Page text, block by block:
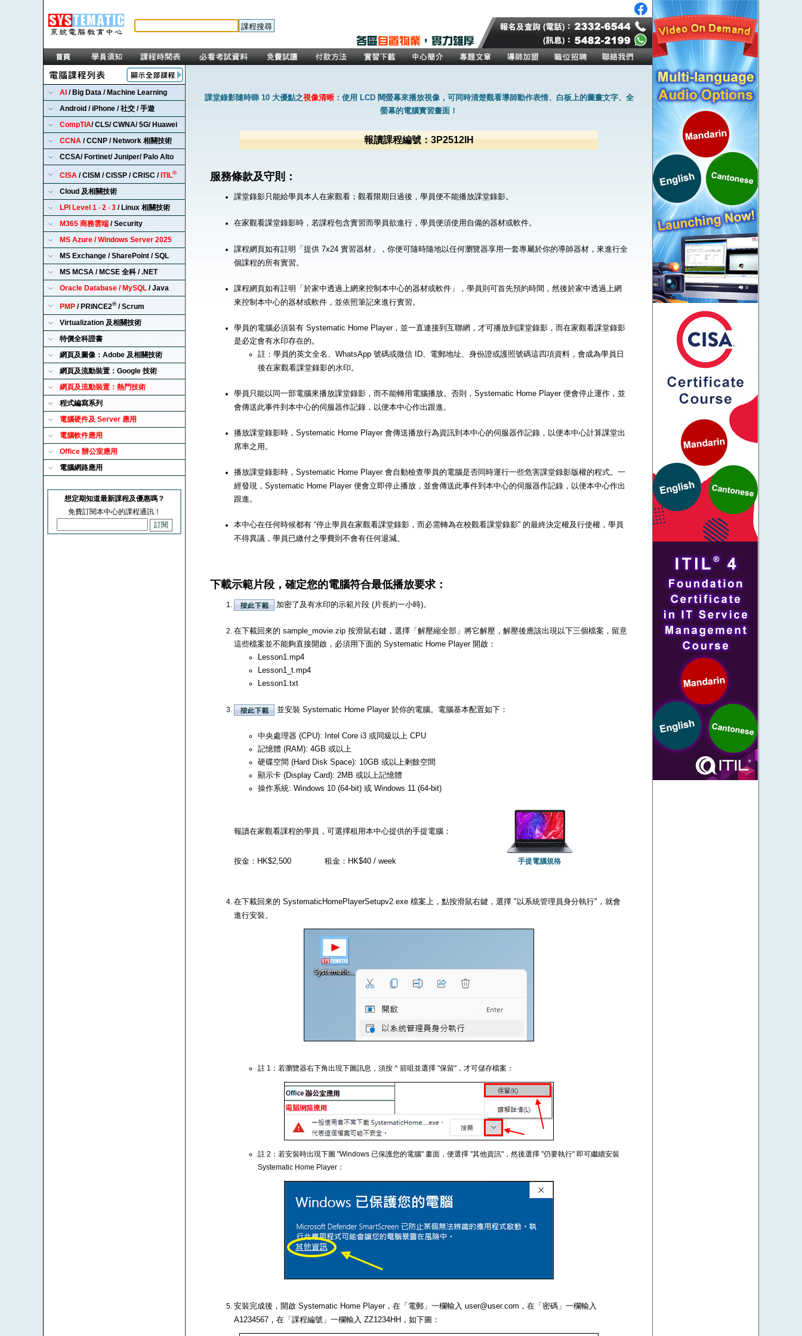
AI / Big Data / Machine Learning
Android / iPhone / 社交 / 手遊
CompTIA/ CLS/ CWNA/ 5G/ Huawei
CCNA / CCNP / Network 相關技術
CCSA/ Fortinet/ Juniper/ Palo Alto
CISA / CISM / CISSP / CRISC / ITIL®
Cloud 及相關技術
LPI Level 1 ‧ 2 ‧ 3 / Linux 相關技術
M365 商務雲端 / Security
MS Azure / Windows Server 2025
MS Exchange / SharePoint / SQL
MS MCSA / MCSE 全科 / .NET
Oracle Database / MySQL / Java
PMP / PRINCE2®/ Scrum
Virtualization 及相關技術
特價全科證書
網頁及圖像：Adobe 及相關技術
網頁及流動裝置：Google 技術
網頁及流動裝置：熱門技術
程式編寫系列
電腦硬件及 Server 應用
電腦軟件應用
Office 辦公室應用
電腦網路應用
想定期知道最新課程及優惠嗎？
免費訂閱本中心的課程通訊！
課堂錄影隨時睇 10 大優點之視像清晰：使用 LCD 闊螢幕來播放視像，可同時清楚觀看導師動作表情、白板上的圖畫文字、全
螢幕的電腦實習畫面！
報讀課程編號：3P2512IH
服務條款及守則：
課堂錄影只能給學員本人在家觀看；觀看限期日過後，學員便不能播放課堂錄影。
在家觀看課堂錄影時，若課程包含實習而學員欲進行，學員便須使用自備的器材或軟件。
課程網頁如有註明「提供 7x24 實習器材」，你便可隨時隨地以任何瀏覽器享用一套專屬於你的導師器材，來進行全
個課程的所有實習。
課程網頁如有註明「於家中透過上網來控制本中心的器材或軟件」，學員則可首先預約時間，然後於家中透過上網
來控制本中心的器材或軟件，並依照筆記來進行實習。
學員的電腦必須裝有 Systematic Home Player，並一直連接到互聯網，才可播放到課堂錄影，而在家觀看課堂錄影
是必定會有水印存在的。
註：學員的英文全名、WhatsApp 號碼或微信 ID、電郵地址、身份證或護照號碼這四項資料，會成為學員日
後在家觀看課堂錄影的水印。
學員只能以同一部電腦來播放課堂錄影，而不能轉用電腦播放。否則，Systematic Home Player 便會停止運作，並
會傳送此事件到本中心的伺服器作記錄，以便本中心作出跟進。
播放課堂錄影時，Systematic Home Player 會傳送播放行為資訊到本中心的伺服器作記錄，以便本中心計算課堂出
席率之用。
播放課堂錄影時，Systematic Home Player 會自動檢查學員的電腦是否同時運行一些危害課堂錄影版權的程式。一
經發現，Systematic Home Player 便會立即停止播放，並會傳送此事件到本中心的伺服器作記錄，以便本中心作出
跟進。
本中心在任何時候都有 “停止學員在家觀看課堂錄影，而必需轉為在校觀看課堂錄影” 的最終決定權及行使權，學員
不得異議，學員已繳付之學費則不會有任何退減。
下載示範片段，確定您的電腦符合最低播放要求：
加密了及有水印的示範片段 (片長約一小時)。
在下載回來的 sample_movie.zip 按滑鼠右鍵，選擇「解壓縮全部」將它解壓，解壓後應該出現以下三個檔案，留意
這些檔案並不能夠直接開啟，必須用下面的 Systematic Home Player 開啟：
Lesson1.mp4
Lesson1_t.mp4
Lesson1.txt
並安裝 Systematic Home Player 於你的電腦。電腦基本配置如下：
中央處理器 (CPU): Intel Core i3 或同級以上 CPU
記憶體 (RAM): 4GB 或以上
硬碟空間 (Hard Disk Space): 10GB 或以上剩餘空間
顯示卡 (Display Card): 2MB 或以上記憶體
操作系統: Windows 10 (64-bit) 或 Windows 11 (64-bit)
報讀在家觀看課程的學員，可選擇租用本中心提供的手提電腦：
按金：HK$2,500 租金：HK$40 / week 手提電腦規格
在下載回來的 SystematicHomePlayerSetupv2.exe 檔案上，點按滑鼠右鍵，選擇 "以系統管理員身分執行"，就會
進行安裝。
註 1：若瀏覽器右下角出現下圖訊息，須按 ^ 箭咀並選擇 "保留"，才可儲存檔案：
註 2：若安裝時出現下圖 "Windows 已保護您的電腦" 畫面，便選擇 "其他資訊"，然後選擇 "仍要執行" 即可繼續安裝
Systematic Home Player：
安裝完成後，開啟 Systematic Home Player，在「電郵」一欄輸入 user@user.com，在「密碼」一欄輸入
A1234567，在「課程編號」一欄輸入 ZZ1234HH，如下圖：